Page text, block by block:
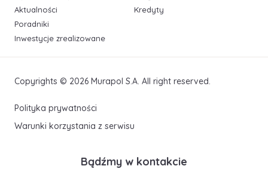
Aktualności
Poradniki
Inwestycje zrealizowane
Kredyty
Copyrights © 2026 Murapol S.A. All right reserved.
Polityka prywatności
Warunki korzystania z serwisu
Bądźmy w kontakcie